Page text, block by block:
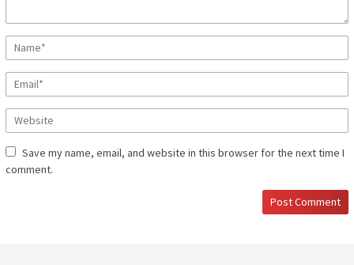
Save my name, email, and website in this browser for the next time I
comment.